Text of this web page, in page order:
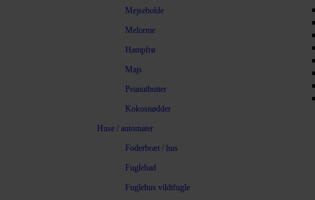
Mejsebolde
Melorme
Hampfrø
Majs
Peanutbutter
Kokosnødder
Huse / automater
Foderbræt / hus
Fuglebad
Fuglehus vildtfugle